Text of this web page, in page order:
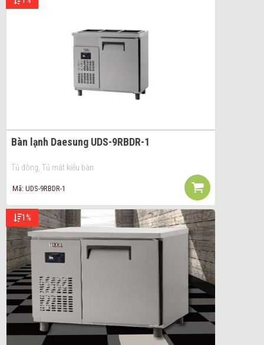
Bàn lạnh Daesung UDS-9RBDR-1
Tủ đông, Tủ mát kiểu bàn
Mã: UDS-9RBDR-1
1%